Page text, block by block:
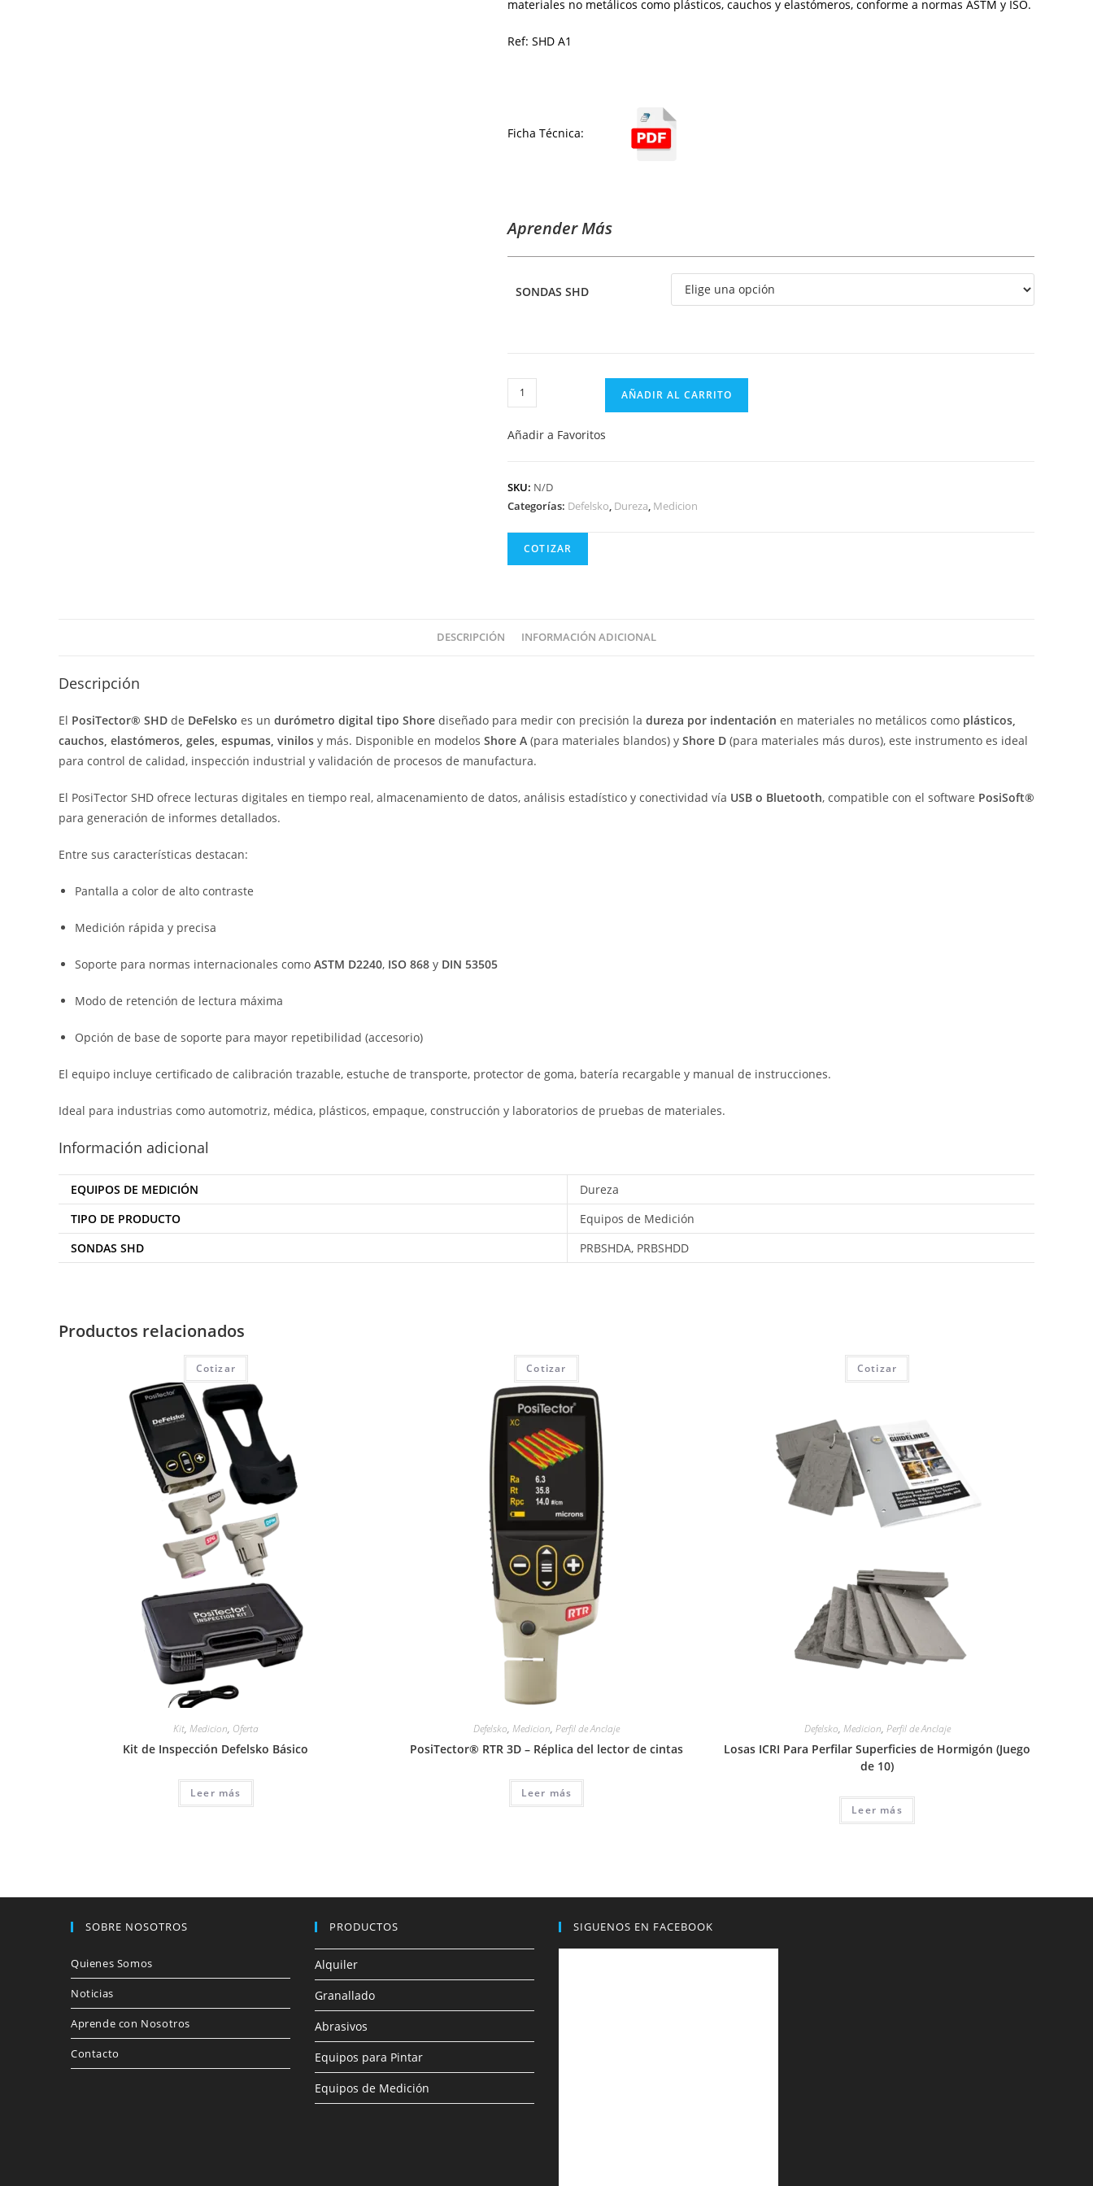
materiales no metálicos como plásticos, cauchos y elastómeros, conforme a normas ASTM y ISO.
Ref: SHD A1
Ficha Técnica:
Aprender Más
SONDAS SHD
PosiTector®
SHD
-
indentación
de
materiales
metálicos.
AÑADIR AL CARRITO
Añadir a Favoritos
SKU: N/D
Categorías: Defelsko, Dureza, Medicion
COTIZAR
DESCRIPCIÓN INFORMACIÓN ADICIONAL
Descripción
El PosiTector® SHD de DeFelsko es un durómetro digital tipo Shore diseñado para medir con precisión la dureza por indentación en materiales no metálicos como plásticos,
cauchos, elastómeros, geles, espumas, vinilos y más. Disponible en modelos Shore A (para materiales blandos) y Shore D (para materiales más duros), este instrumento es ideal
para control de calidad, inspección industrial y validación de procesos de manufactura.
El PosiTector SHD ofrece lecturas digitales en tiempo real, almacenamiento de datos, análisis estadístico y conectividad vía USB o Bluetooth, compatible con el software PosiSoft®
para generación de informes detallados.
Entre sus características destacan:
Pantalla a color de alto contraste
Medición rápida y precisa
Soporte para normas internacionales como ASTM D2240, ISO 868 y DIN 53505
Modo de retención de lectura máxima
Opción de base de soporte para mayor repetibilidad (accesorio)
El equipo incluye certificado de calibración trazable, estuche de transporte, protector de goma, batería recargable y manual de instrucciones.
Ideal para industrias como automotriz, médica, plásticos, empaque, construcción y laboratorios de pruebas de materiales.
Información adicional
EQUIPOS DE MEDICIÓN
Dureza
TIPO DE PRODUCTO
Equipos de Medición
SONDAS SHD
PRBSHDA, PRBSHDD
Productos relacionados
Cotizar
Kit, Medicion, Oferta
Kit de Inspección Defelsko Básico
Leer más
Cotizar
Defelsko, Medicion, Perfil de Anclaje
PosiTector® RTR 3D – Réplica del lector de cintas
Leer más
Cotizar
Defelsko, Medicion, Perfil de Anclaje
Losas ICRI Para Perfilar Superficies de Hormigón (Juego
de 10)
Leer más
SOBRE NOSOTROS
Quienes Somos
Noticias
Aprende con Nosotros
Contacto
PRODUCTOS
Alquiler
Granallado
Abrasivos
Equipos para Pintar
Equipos de Medición
SIGUENOS EN FACEBOOK